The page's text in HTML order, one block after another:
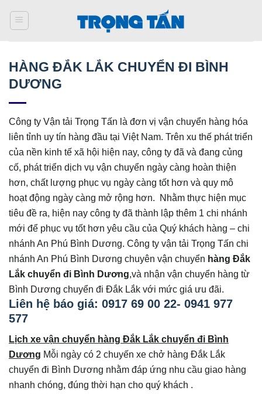
qua
HÀNG ĐẮK LẮK CHUYỂN ĐI BÌNH
DƯƠNG
Công ty Vận tải Trọng Tấn là đơn vị vận chuyển hàng hóa
liên tỉnh uy tín hàng đầu tại Việt Nam. Trên xu thế phát triển
của nền kinh tế xã hội hiện nay, công ty đã và đang củng
cố, phát triển dịch vụ vận chuyển ngày càng hoàn thiện
hơn, chất lượng phục vụ ngày càng tốt hơn và quy mô
hoạt động ngày càng mở rộng hơn. Nhằm thực hiện mục
tiêu đề ra, hiện nay công ty đã thành lập thêm 1 chi nhánh
mới để phục vụ tốt hơn yêu cầu của Quý khách hàng – chi
nhánh An Phú Bình Dương. Công ty vận tải Trọng Tấn chi
nhánh An Phú Bình Dương chuyên vận chuyển hàng Đắk
Lắk chuyển đi Bình Dương,và nhận vận chuyển hàng từ
Bình Dương chuyển đi Đắk Lắk với mức giá ưu đãi.
Liên hệ báo giá: 0917 69 00 22- 0941 977
577
Lịch xe vận chuyển hàng Đắk Lắk chuyển đi Bình
Dương Mỗi ngày có 2 chuyến xe chở hàng Đắk Lắk
chuyển đi Bình Dương nhằm đáp ứng nhu cầu giao hàng
nhanh chóng, đúng thời hạn cho quý khách .